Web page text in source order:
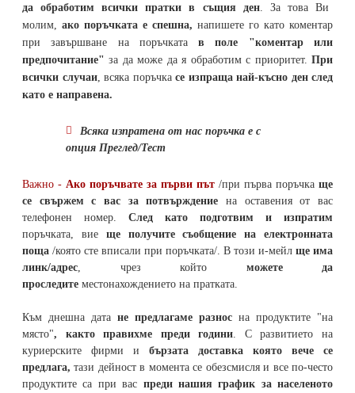
да обработим всички пратки в същия ден. За това Ви
молим, ако поръчката е спешна, напишете го като коментар
при завършване на поръчкатав поле "коментар или
предпочитание" за да може да я обработим с приоритет. При
всички случаи, всяка поръчка се изпраща най-късно ден след
като е направена.
Всяка изпратена от нас поръчка е с
опция Преглед/Тест
Важно - Ако поръчвате за първи път /при първа поръчка ще
се свържем с вас за потвърждение на оставения от вас
телефонен номер
След като подготвим и изпратим
поръчката, вие ще получите съобщение на електронната
поща /която сте вписали при поръчката/. В този и-мейл ще има
линк/адрес , чрез който можете да
проследите местонахождението на пратката
Към днешна дата не предлагаме разнос на продуктите "на
място", както правихме преди години . С развитието на
куриерските фирми и бързата доставка която вече се
предлага, тази дейност в момента се обезсмисля и все по-често
продуктите са при вас преди нашия график за населеното